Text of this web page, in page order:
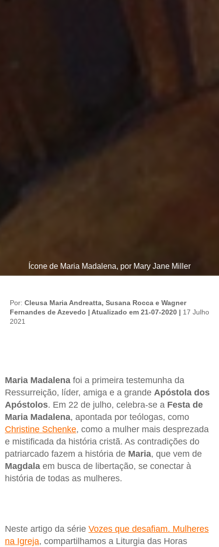
Ícone de Maria Madalena, por Mary Jane Miller
Por: Cleusa Maria Andreatta, Susana Rocca e Wagner
Fernandes de Azevedo | Atualizado em 21-07-2020 | 17 Julho
2021
Maria Madalena foi a primeira testemunha da
Ressurreição, líder, amiga e a grande Apóstola dos
Apóstolos. Em 22 de julho, celebra-se a Festa de
Maria Madalena, apontada por teólogas, como
Christine Schenke, como a mulher mais desprezada
e mistificada da história cristã. As contradições do
patriarcado fazem a história de Maria, que vem de
Magdala em busca de libertação, se conectar à
história de todas as mulheres.
Neste artigo da série Vozes que desafiam. Mulheres
na Igreja, compartilhamos a Liturgia das Horas